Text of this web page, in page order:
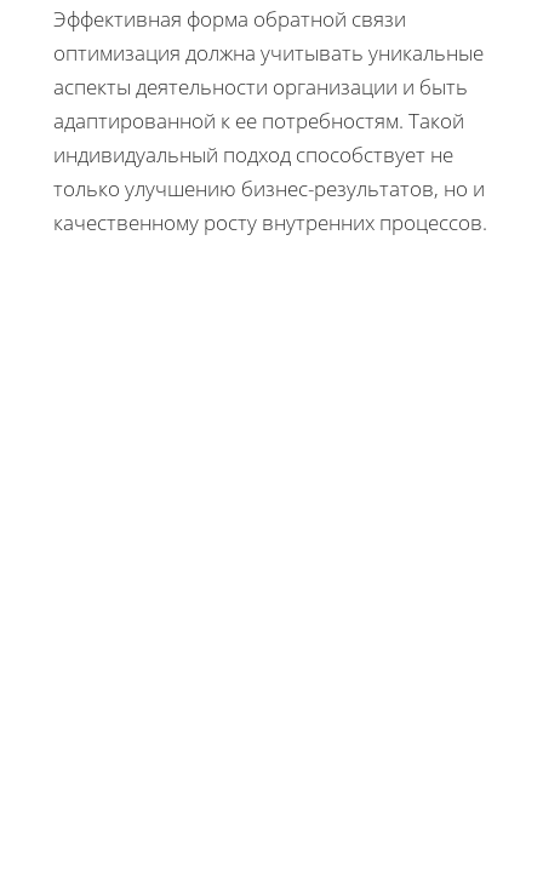
Эффективная форма обратной связи
оптимизация должна учитывать уникальные
аспекты деятельности организации и быть
адаптированной к ее потребностям. Такой
индивидуальный подход способствует не
только улучшению бизнес-результатов, но и
качественному росту внутренних процессов.